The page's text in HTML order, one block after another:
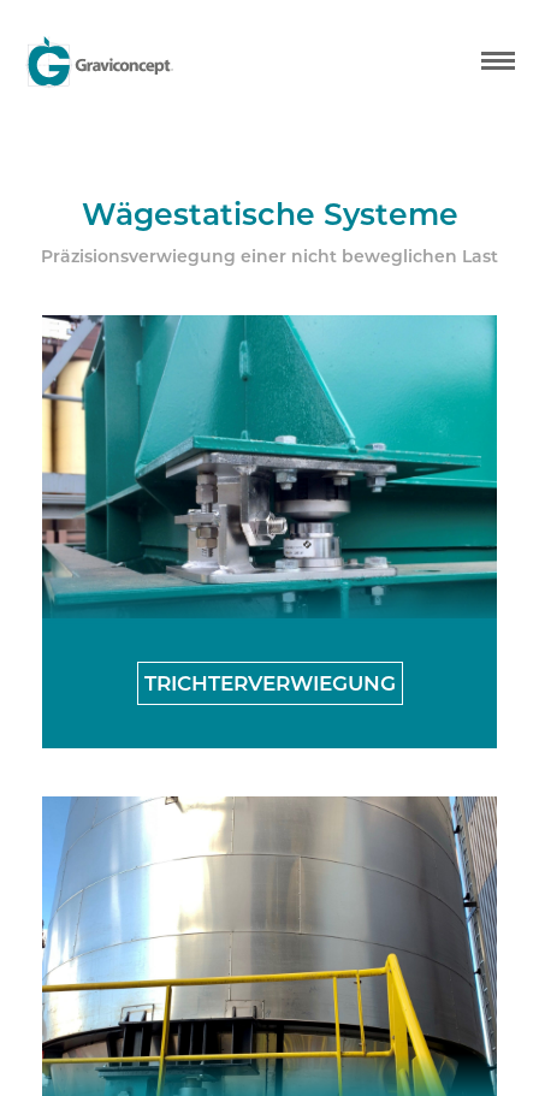
ÜBER UNS?
UNSERE REFERENZEN
DE
Wägestatische Systeme
Präzisionsverwiegung einer nicht beweglichen Last
TRICHTERVERWIEGUNG